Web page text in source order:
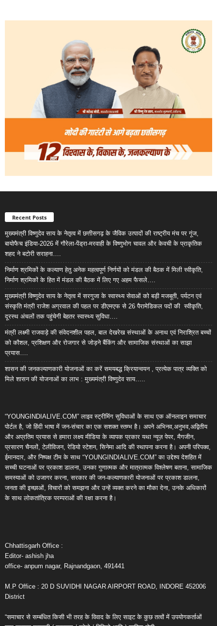
Recent Posts
मुख्यमंत्री विष्णुदेव साय के नेतृत्व में छत्तीसगढ़ के जैविक उत्पादों की राष्ट्रीय मंच पर गूंज,
बायोफैच इंडिया-2026 में गौरेला-पेंड्रा-मरवाही के विष्णुभोग चावल और केवची के प्राकृतिक
शहद ने बटोरी सराहना….
निर्माण श्रमिकों के कल्याण हेतु अनेक महत्वपूर्ण निर्णयों को मंडल की बैठक में मिली स्वीकृति,
निर्माण श्रमिकों के हित में मंडल की बैठक में लिए गए अहम फैसले….
मुख्यमंत्री विष्णुदेव साय के नेतृत्व में सरगुजा के स्वास्थ्य सेवाओं को बड़ी मजबूती, पर्यटन एवं
संस्कृति मंत्री राजेश अग्रवाल की पहल पर डीएमएफ से 26 पैरामेडिकल पदों की स्वीकृति,
दूरस्थ अंचलों तक पहुंचेगी बेहतर स्वास्थ्य सुविधा….
मंत्री लक्ष्मी राजवाड़े की संवेदनशील पहल, बाल देखरेख संस्थाओं के अनाथ एवं निराश्रित बच्चों
को कौशल, प्रशिक्षण और रोजगार से जोड़ने बैंकिंग और सामाजिक संस्थाओं का साझा
प्रयास….
शासन की जनकल्याणकारी योजनाओं का करें समयबद्ध क्रियान्वयन , प्रत्येक पात्र व्यक्ति को
मिले शासन की योजनाओं का लाभ : मुख्यमंत्री विष्णुदेव साय…..
“YOUNGINDIALIVE.COM” लाइव स्ट्रीमिंग सुविधाओं के साथ एक ऑनलाइन समाचार
पोर्टल है, जो हिंदी भाषा में जन-संचार का एक सशक्त स्तम्भ है। अपने अभिनव,अनुभव,अद्वितीय
और अप्रतिम प्रयास से हमारा लक्ष्य मीडिया के व्यापक प्रकार यथा न्यूज़ पेपर, मैगजीन,
प्रसारण चैनलों, टेलीविजन, रेडियो स्टेशन, सिनेमा आदि की स्थापना करना है। अपनी परिपक्व,
ईमानदार, और निष्पक्ष टीम के साथ “YOUNGINDIALIVE.COM” का उद्देश्य देशहित में
सच्ची घटनाओं पर प्रकाश डालना, उनका गुणात्मक और मात्रात्मक विश्लेषण बताना, सामाजिक
समस्याओं को उजागर करना, सरकार की जन-कल्याणकारी योजनाओं पर प्रकाश डालना,
जनता की इच्छाओं, विचारों को समझना और उन्हें व्यक्त करने का मौका देना, उनके अधिकारों
के साथ लोकतांत्रिक परम्पराओं की रक्षा करना है।
Chhattisgarh Office :
Editor- ashish jha
office- anpum nagar, Rajnandgaon, 491441
M.P Office : 20 D SUVIDHI NAGAR AIRPORT ROAD, INDORE 452006
District
“समाचार से सम्बंधित किसी भी तरह के विवाद के लिए साइट के कुछ तत्वों में उपयोगकर्ताओं